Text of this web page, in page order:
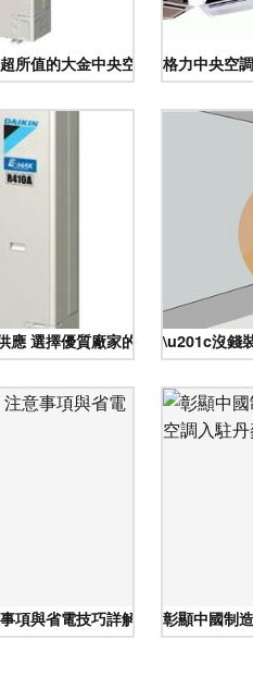
所值的大金中央空調供銷格力中央空
應 選擇優質廠家的全面指南\u201c沒錢
項與省電技巧詳解 彰顯中國制